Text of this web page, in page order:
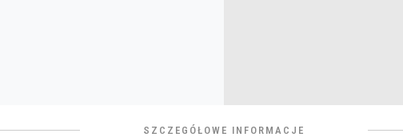
SZCZEGÓŁOWE INFORMACJE